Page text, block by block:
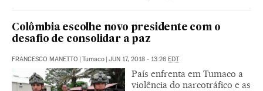
Colômbia escolhe novo presidente com o
desafio de consolidar a paz
FRANCESCO MANETTO | Tumaco | JUN 17, 2018 - 13:26 EDT
País enfrenta em Tumaco a
violência do narcotráfico e as